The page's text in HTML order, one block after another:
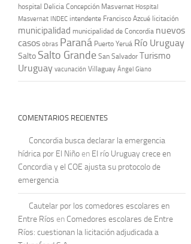
hospital Delicia Concepción Masvernat Hospital
Masvernat INDEC intendente Francisco Azcué licitación
municipalidad municipalidad de Concordia nuevos
casos obras Paraná Puerto Yeruá Río Uruguay
Salto Salto Grande San Salvador Turismo
Uruguay vacunación Villaguay Ángel Giano
COMENTARIOS RECIENTES
Concordia busca declarar la emergencia
hídrica por El Niño en El río Uruguay crece en
Concordia y el COE ajusta su protocolo de
emergencia
Cautelar por los comedores escolares en
Entre Ríos en Comedores escolares de Entre
Ríos: cuestionan la licitación adjudicada a